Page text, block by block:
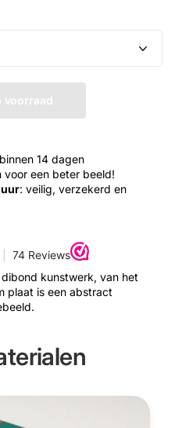
voorraad
binnen 14 dagen
voor een beter beeld!
: veilig, verzekerd en
kunstwerk, van het
plaat is een abstract